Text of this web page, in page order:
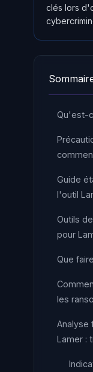
clés lors
Qu'est-
Guide
l'outil
Outils
pour
Que
les
Analyse
Lamer :